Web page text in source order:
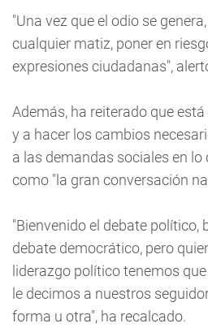
"Una vez que el odio se
cualquier matiz, poner en
expresiones ciudadanas",
Además, ha reiterado que
y a hacer los cambios
a las demandas sociales en
como "la gran conversación
"Bienvenido el debate político,
debate democrático, pero
liderazgo político tenemos
le decimos a nuestros
forma u otra", ha recalcado.